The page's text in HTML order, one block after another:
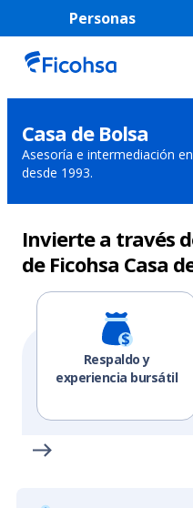
Personas
Casa de Bolsa
Asesoría e intermediación
desde 1993.
Invierte a través
de Ficohsa Casa
Respaldo y
experiencia bursátil